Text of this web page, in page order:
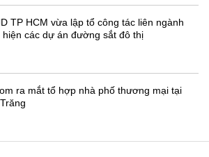
TP HCM vừa lập tổ công tác liên ngành
hiện các dự án đường sắt đô thị
ra mắt tổ hợp nhà phố thương mại tại